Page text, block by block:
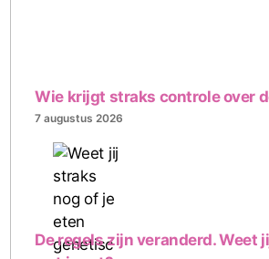
Wie krijgt straks controle over
7 augustus 2026
De regels zijn veranderd. Weet